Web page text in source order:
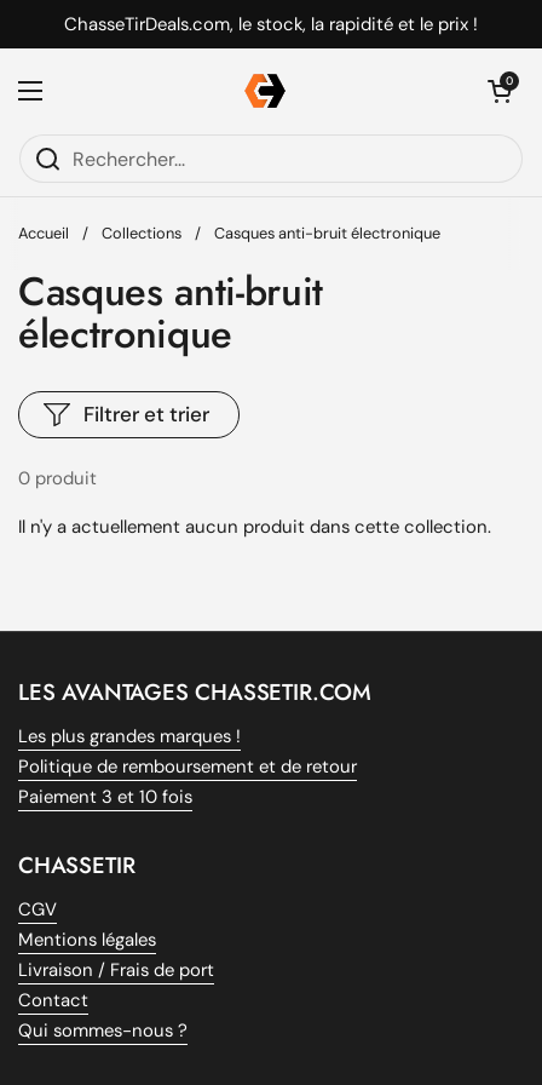
Passer au contenu
ChasseTirDeals.com, le stock, la rapidité et le prix !
Ouvrir le menu
Ouvrir le
0
Accueil / Collections / Casques anti-bruit électronique
Casques anti-bruit
électronique
0 produit
Filtrer et trier
Il n'y a actuellement aucun produit dans cette collection.
LES AVANTAGES CHASSETIR.COM
Les plus grandes marques !
Politique de remboursement et de retour
Paiement 3 et 10 fois
CHASSETIR
CGV
Mentions légales
Livraison / Frais de port
Contact
Qui sommes-nous ?